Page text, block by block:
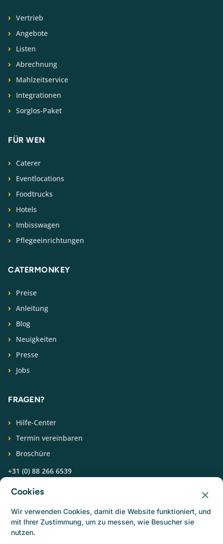
Vertrieb
Angebote
Listen
Abrechnung
Mahlzeitservice
Integrationen
Sorglos-Paket
FÜR WEN
Caterer
Eventlocations
Foodtrucks
Hotels
Imbisswagen
Pflegeeinrichtungen
CATERMONKEY
Preise
Anleitung
Blog
Neuigkeiten
Presse
Jobs
FRAGEN?
Hilfe-Center
Termin vereinbaren
Broschüre
+31 (0) 88 266 6539
FOLGEN SIE UNS
Cookies ×
Wir verwenden Cookies, damit die Website funktioniert, und
mit Ihrer Zustimmung, um zu messen, wie Besucher sie
nutzen.